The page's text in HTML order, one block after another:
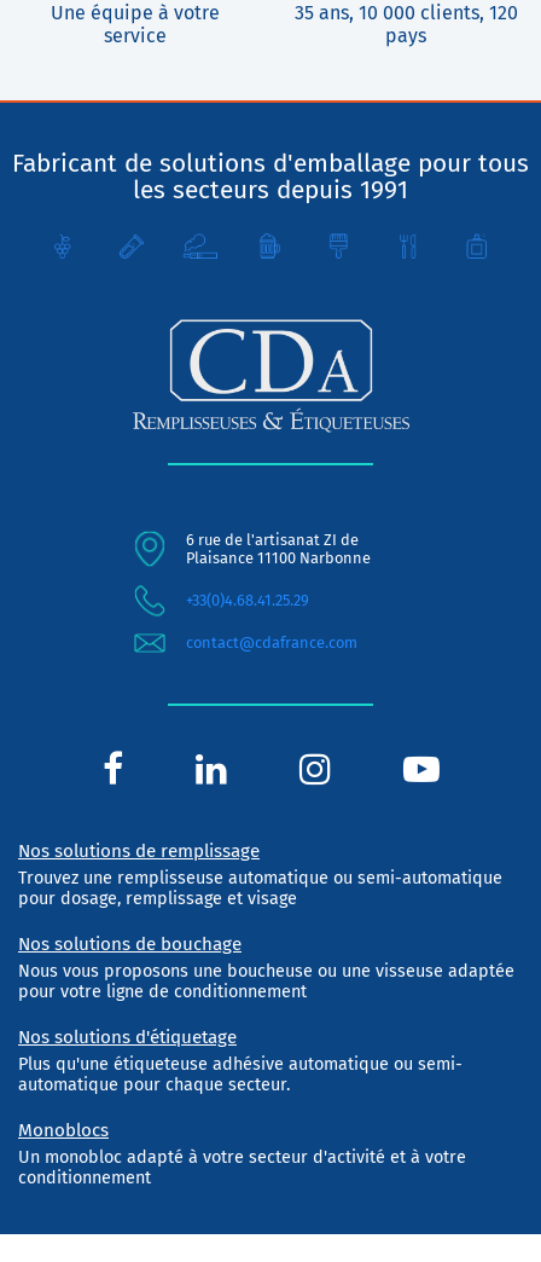
Une équipe à votre
service
35 ans, 10 000 clients, 120
pays
Fabricant de solutions d'emballage pour tous
les secteurs depuis 1991
6 rue de l'artisanat ZI de
Plaisance 11100 Narbonne
+33(0)4.68.41.25.29
contact@cdafrance.com
Nos solutions de remplissage
Trouvez une remplisseuse automatique ou semi-automatique
pour dosage, remplissage et visage
Nos solutions de bouchage
Nous vous proposons une boucheuse ou une visseuse adaptée
pour votre ligne de conditionnement
Nos solutions d'étiquetage
Plus qu'une étiqueteuse adhésive automatique ou semi-
automatique pour chaque secteur.
Monoblocs
Un monobloc adapté à votre secteur d'activité et à votre
conditionnement